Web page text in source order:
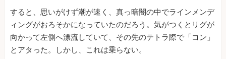
すると、思いがけず潮が速く、真っ暗闇の中でラインメンデ
ィングがおろそかになっていたのだろう。気がつくとリグが
向かって左側へ漂流していて、その先のテトラ際で「コン」
とアタった。しかし、これは乗らない。